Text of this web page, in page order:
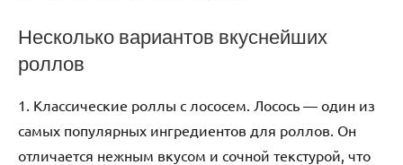
Несколько вариантов вкуснейших
роллов
1. Классические роллы с лососем. Лосось — один из
самых популярных ингредиентов для роллов. Он
отличается нежным вкусом и сочной текстурой, что